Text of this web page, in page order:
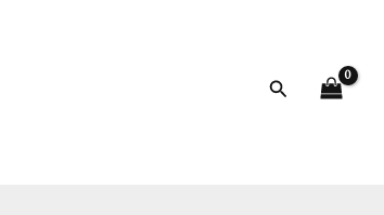
Rechercher